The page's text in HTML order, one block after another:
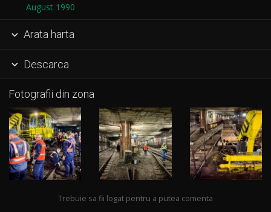
August 1990
 Arata harta
 Descarca
Fotografii din zona
Trebuie sa fii logat pentru a putea comenta